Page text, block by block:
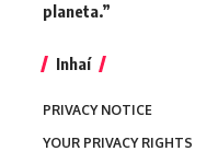
planeta.”
Inhaí
PRIVACY NOTICE
YOUR PRIVACY RIGHTS